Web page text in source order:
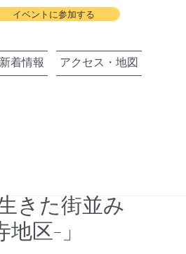
イベントに参加する
新着情報 アクセス・地図
運航する盛岡の会
きた街並み
区-」